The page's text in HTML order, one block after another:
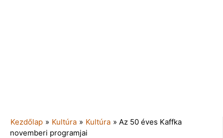
Kezdőlap » Kultúra » Kultúra » Az 50 éves Kaffka
novemberi programjai